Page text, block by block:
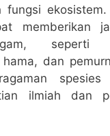
fungsi
memberikan
seperti
hama, dan
ilmiah dan